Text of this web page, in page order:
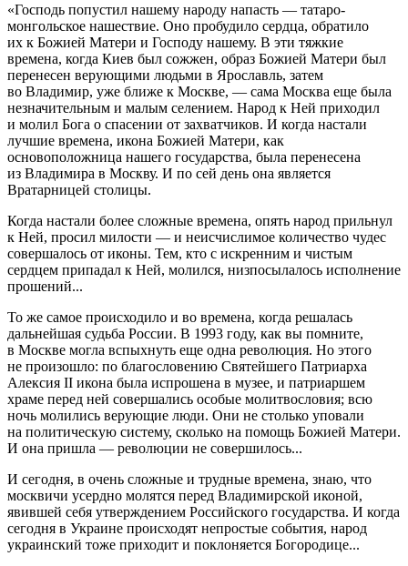
«Господь попустил нашему народу напасть — татаро-
монгольское нашествие. Оно пробудило сердца, обратило
их к Божией Матери и Господу нашему. В эти тяжкие
времена, когда Киев был сожжен, образ Божией Матери был
перенесен верующими людьми в Ярославль, затем
во Владимир, уже ближе к Москве, — сама Москва еще была
незначительным и малым селением. Народ к Ней приходил
и молил Бога о спасении от захватчиков. И когда настали
лучшие времена, икона Божией Матери, как
основоположница нашего государства, была перенесена
из Владимира в Москву. И по сей день она является
Вратарницей столицы.
Когда настали более сложные времена, опять народ прильнул
к Ней, просил милости — и неисчислимое количество чудес
совершалось от иконы. Тем, кто с искренним и чистым
сердцем припадал к Ней, молился, низпосылалось исполнение
прошений...
То же самое происходило и во времена, когда решалась
дальнейшая судьба России. В 1993 году, как вы помните,
в Москве могла вспыхнуть еще одна революция. Но этого
не произошло: по благословению Святейшего Патриарха
Алексия II икона была испрошена в музее, и патриаршем
храме перед ней совершались особые молитвословия; всю
ночь молились верующие люди. Они не столько уповали
на политическую систему, сколько на помощь Божией Матери.
И она пришла — революции не совершилось...
И сегодня, в очень сложные и трудные времена, знаю, что
москвичи усердно молятся перед Владимирской иконой,
явившей себя утверждением Российского государства. И когда
сегодня в Украине происходят непростые события, народ
украинский тоже приходит и поклоняется Богородице...